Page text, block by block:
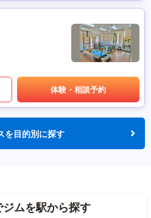
体験・相談予約
を目的別に探す
ムを駅から探す